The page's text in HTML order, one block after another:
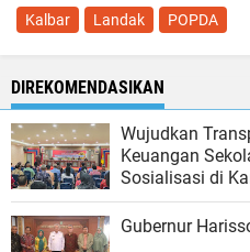
Kalbar Landak POPDA
DIREKOMENDASIKAN
Wujudkan
Keuangan
Sosialisasi di
Gubernur